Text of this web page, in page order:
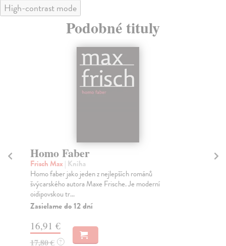
High-contrast mode
Podobné tituly
Homo Faber
Frisch Max | Kniha
Homo faber jako jeden z nejlepších románů
švýcarského autora Maxe Frische. Je moderní
oidipovskou tr...
Zasielame do 12 dní
16,91 €
17,80 € ?